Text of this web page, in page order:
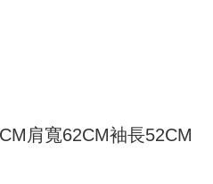
dalam proses semakan, pesanan
Jika permohonan gagal pada
pembayaran adalah 14 hari. Walau
percuma untuk pesanan
肩寬62CM袖長52CM